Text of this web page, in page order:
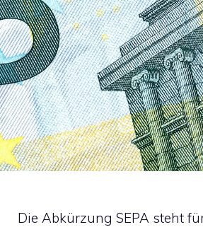
Die Abkürzung SEPA steht